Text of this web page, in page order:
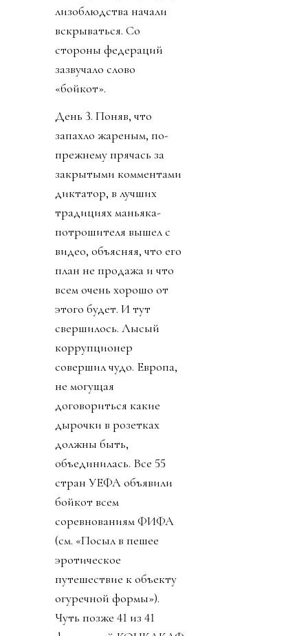
лизоблюдства начали
вскрываться. Со
стороны федераций
зазвучало слово
«бойкот».
День 3. Поняв, что
запахло жареным, по-
прежнему прячась за
закрытыми комментами
диктатор, в лучших
традициях маньяка-
потрошителя вышел с
видео, объясняя, что его
план не продажа и что
всем очень хорошо от
этого будет. И тут
свершилось. Лысый
коррупционер
совершил чудо. Европа,
не могущая
договориться какие
дырочки в розетках
должны быть,
объединилась. Все 55
стран УЕФА объявили
бойкот всем
соревнованиям ФИФА
(см. «Посыл в пешее
эротическое
путешествие к объекту
огуречной формы»).
Чуть позже 41 из 41